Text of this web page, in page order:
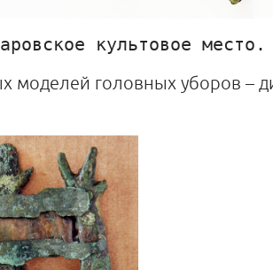
культовое место.
моделей головных уборов –